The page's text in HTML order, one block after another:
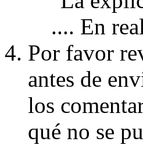
.... En
Por favor
antes de
los
qué no se